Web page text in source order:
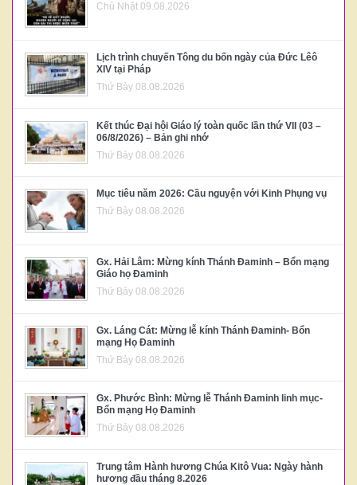
Chủ Nhật 09.08.2026
Lịch trình chuyến Tông du bốn ngày của Đức Lêô
XIV tại Pháp
Thứ Bảy 08.08.2026
Kết thúc Đại hội Giáo lý toàn quốc lần thứ VII (03 –
06/8/2026) – Bản ghi nhớ
Thứ Bảy 08.08.2026
Mục tiêu năm 2026: Cầu nguyện với Kinh Phụng vụ
Thứ Bảy 08.08.2026
Gx. Hải Lâm: Mừng kính Thánh Đaminh – Bổn mạng
Giáo họ Đaminh
Thứ Bảy 08.08.2026
Gx. Láng Cát: Mừng lễ kính Thánh Đaminh- Bổn
mạng Họ Đaminh
Thứ Bảy 08.08.2026
Gx. Phước Bình: Mừng lễ Thánh Đaminh linh mục-
Bổn mạng Họ Đaminh
Thứ Bảy 08.08.2026
Trung tâm Hành hương Chúa Kitô Vua: Ngày hành
hương đầu tháng 8.2026